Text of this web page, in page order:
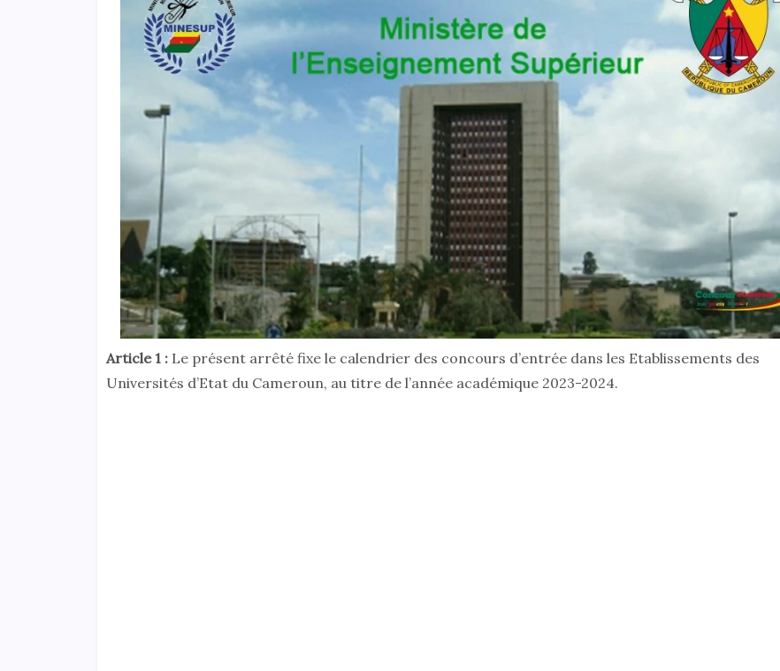
Article 1 :Le présent arrêté fixe le calendrier des concours d’entrée dans les Etablissements des
Universités d’Etat du Cameroun, au titre de l’année académique 2023-2024.